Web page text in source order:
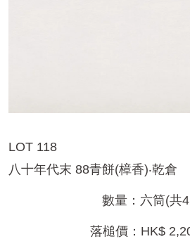
LOT 118
八十年代末 88青餅(樟香)‧乾倉
數量：六筒(共
落槌價：HK$